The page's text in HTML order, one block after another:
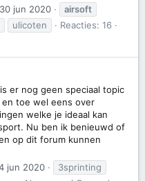
30 jun 2020
airsoft
ulicoten
Reacties: 16
er nog geen speciaal topic
toe wel eens over
welke je ideaal kan
Nu ben ik benieuwd of
op dit forum kunnen
jun 2020
3sprinting